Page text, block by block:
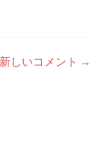
新しいコメント →